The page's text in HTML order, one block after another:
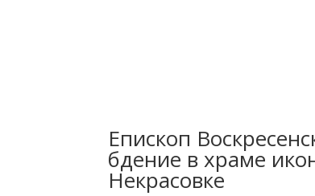
Епископ
бдение в храме
Некрасовке